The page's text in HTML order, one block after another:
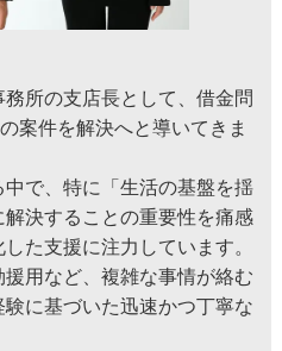
所の支店長として、借金問
案件を解決へと導いてきま
で、特に「生活の基盤を揺
決することの重要性を痛感
た支援に注力しています。
用など、複雑な事情が絡む
に基づいた迅速かつ丁寧な